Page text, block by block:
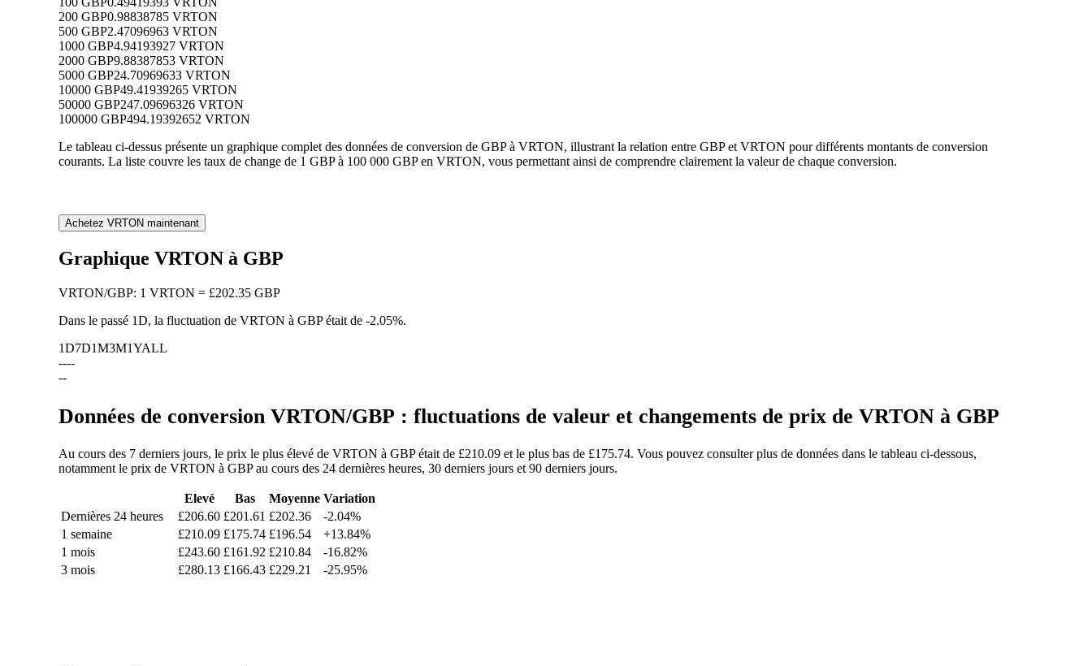
200 GBP0.98838785 VRTON
500 GBP2.47096963 VRTON
1000 GBP4.94193927 VRTON
2000 GBP9.88387853 VRTON
5000 GBP24.70969633 VRTON
10000 GBP49.41939265 VRTON
50000 GBP247.09696326 VRTON
100000 GBP494.19392652 VRTON
Le tableau ci-dessus présente un graphique complet des données de conversion de GBP à VRTON, illustrant la relation entre GBP et VRTON pour différents montants de conversion
courants. La liste couvre les taux de change de 1 GBP à 100 000 GBP en VRTON, vous permettant ainsi de comprendre clairement la valeur de chaque conversion.
Achetez VRTON maintenant
Graphique VRTON à GBP
VRTON/GBP: 1 VRTON = £202.35 GBP
Dans le passé 1D, la fluctuation de VRTON à GBP était de -2.05%.
1D7D1M3M1YALL
----
--
Données de conversion VRTON/GBP : fluctuations de valeur et changements de prix de VRTON à GBP
Au cours des 7 derniers jours, le prix le plus élevé de VRTON à GBP était de £210.09 et le plus bas de £175.74. Vous pouvez consulter plus de données dans le tableau ci-dessous,
notamment le prix de VRTON à GBP au cours des 24 dernières heures, 30 derniers jours et 90 derniers jours.
Elevé Bas Moyenne Variation
Dernières 24 heures
£206.60 £201.61 £202.36
-2.04%
1 semaine
£210.09 £175.74 £196.54
+13.84%
1 mois
£243.60 £161.92 £210.84
-16.82%
3 mois
£280.13 £166.43 £229.21 -25.95%